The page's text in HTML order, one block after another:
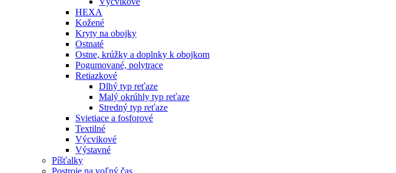
HEXA
Kožené
Kryty na obojky
Ostnaté
Ostne, krúžky a doplnky k obojkom
Pogumované, polytrace
Retiazkové
Dlhý typ reťaze
Malý okrúhly typ reťaze
Stredný typ reťaze
Svietiace a fosforové
Textilné
Výcvikové
Výstavné
Píšťalky
Postroje na voľný čas